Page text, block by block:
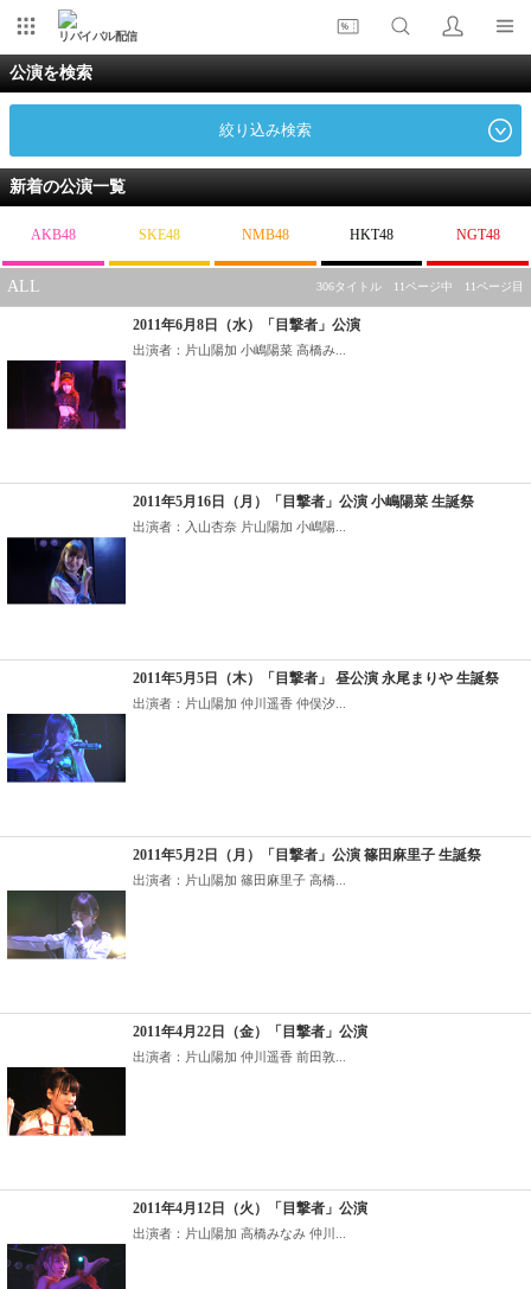
リバイバル配信
公演を検索
絞り込み検索
新着の公演一覧
AKB48 SKE48 NMB48 HKT48 NGT48
ALL 306タイトル 11ページ中 11ページ目
2011年6月8日（水）「目撃者」公演
出演者：片山陽加 小嶋陽菜 高橋み...
2011年5月16日（月）「目撃者」公演 小嶋陽菜 生誕祭
出演者：入山杏奈 片山陽加 小嶋陽...
2011年5月5日（木）「目撃者」 昼公演 永尾まりや 生誕祭
出演者：片山陽加 仲川遥香 仲俣汐...
2011年5月2日（月）「目撃者」公演 篠田麻里子 生誕祭
出演者：片山陽加 篠田麻里子 高橋...
2011年4月22日（金）「目撃者」公演
出演者：片山陽加 仲川遥香 前田敦...
2011年4月12日（火）「目撃者」公演
出演者：片山陽加 高橋みなみ 仲川...